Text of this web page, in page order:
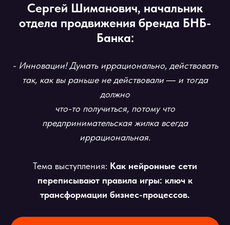
Сергей Шиманович, начальник
отдела продвижения бренда БНБ-
Банка:
- Инновации! Думать иррационально, действовать
так, как вы раньше не действовали ― и тогда
должно
что-то получиться, потому что
предпринимательская жилка всегда
иррациональная.
Тема выступления: Как нейронные сети
переписывают правила игры: ключ к
трансформации бизнес-процессов.